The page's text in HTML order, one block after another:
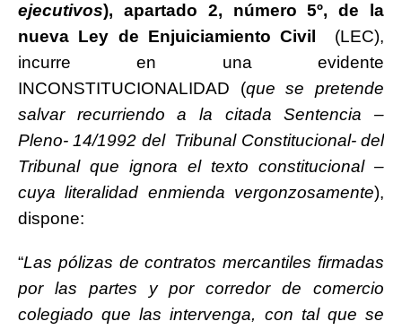
ejecutivos), apartado 2, número 5º, de la
nueva Ley de Enjuiciamiento Civil
(LEC),
incurre en una evidente
INCONSTITUCIONALIDAD (que se pretende
salvar recurriendo a la citada Sentencia –
Pleno- 14/1992 del Tribunal Constitucional- del
Tribunal que ignora el texto constitucional –
cuya literalidad enmienda vergonzosamente),
dispone:
“Las pólizas de contratos mercantiles firmadas
por las partes y por corredor de comercio
colegiado que las intervenga, con tal que se